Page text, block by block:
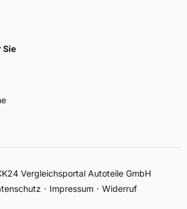
Sie
Vergleichsportal Autoteile GmbH
Impressum Widerruf